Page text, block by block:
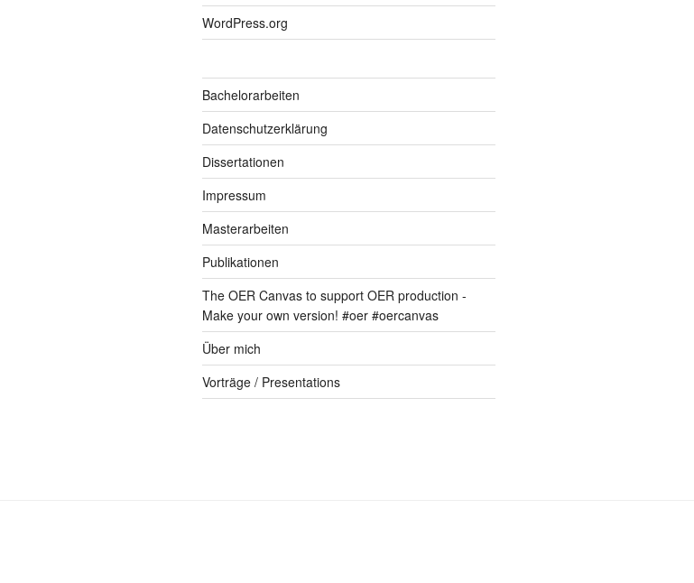
WordPress.org
Bachelorarbeiten
Datenschutzerklärung
Dissertationen
Impressum
Masterarbeiten
Publikationen
The OER Canvas to support OER production -
Make your own version! #oer #oercanvas
Über mich
Vorträge / Presentations